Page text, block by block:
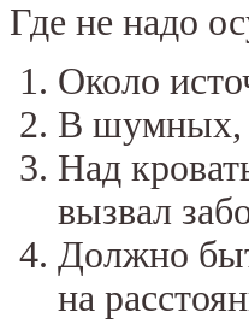
Где не надо
Около
В шумных,
Над
вызвал
Должно
на